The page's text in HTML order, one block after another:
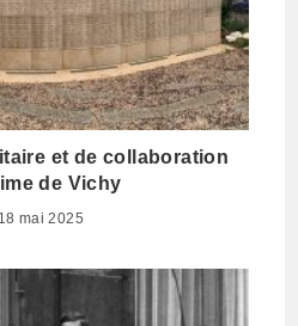
et de collaboration
de Vichy
18 mai 2025